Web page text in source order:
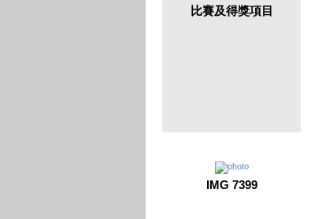
比賽及得獎項目
IMG 7399